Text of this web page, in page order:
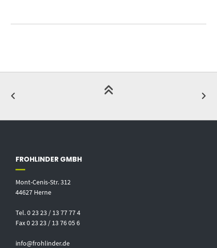
FROHLINDER GMBH
Mont-Cenis-Str. 312
44627 Herne
Tel. 0 23 23 / 13 77 77 4
Fax 0 23 23 / 13 76 05 6
info@frohlinder.de